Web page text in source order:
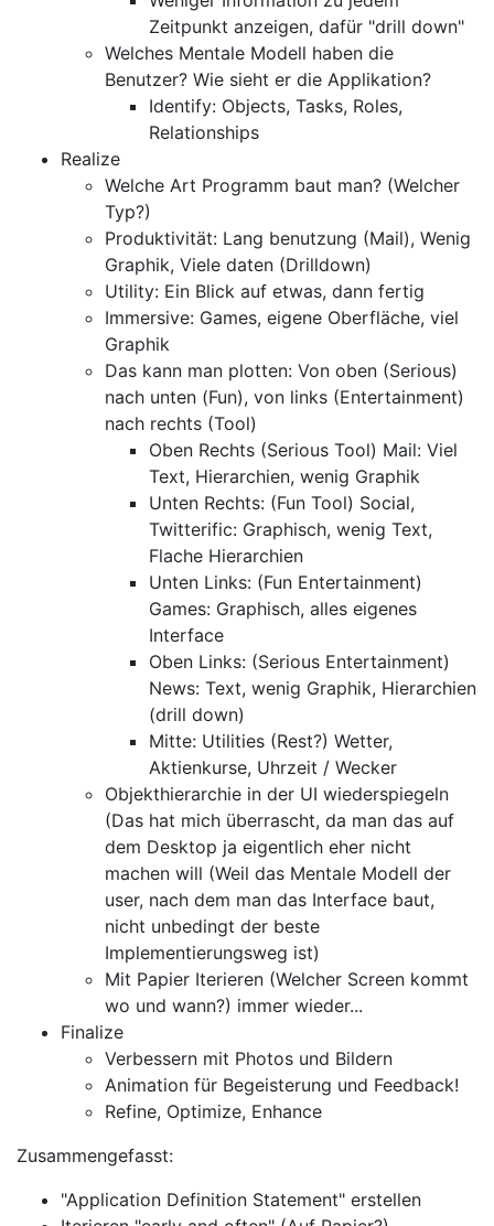
Zeitpunkt anzeigen, dafür "drill down"
Welches Mentale Modell haben die
Benutzer? Wie sieht er die Applikation?
Identify: Objects, Tasks, Roles,
Relationships
Realize
Welche Art Programm baut man? (Welcher
Typ?)
Produktivität: Lang benutzung (Mail), Wenig
Graphik, Viele daten (Drilldown)
Utility: Ein Blick auf etwas, dann fertig
Immersive: Games, eigene Oberfläche, viel
Graphik
Das kann man plotten: Von oben (Serious)
nach unten (Fun), von links (Entertainment)
nach rechts (Tool)
Oben Rechts (Serious Tool) Mail: Viel
Text, Hierarchien, wenig Graphik
Unten Rechts: (Fun Tool) Social,
Twitterific: Graphisch, wenig Text,
Flache Hierarchien
Unten Links: (Fun Entertainment)
Games: Graphisch, alles eigenes
Interface
Oben Links: (Serious Entertainment)
News: Text, wenig Graphik, Hierarchien
(drill down)
Mitte: Utilities (Rest?) Wetter,
Aktienkurse, Uhrzeit / Wecker
Objekthierarchie in der UI wiederspiegeln
(Das hat mich überrascht, da man das auf
dem Desktop ja eigentlich eher nicht
machen will (Weil das Mentale Modell der
user, nach dem man das Interface baut,
nicht unbedingt der beste
Implementierungsweg ist)
Mit Papier Iterieren (Welcher Screen kommt
wo und wann?) immer wieder...
Finalize
Verbessern mit Photos und Bildern
Animation für Begeisterung und Feedback!
Refine, Optimize, Enhance
Zusammengefasst:
"Application Definition Statement" erstellen